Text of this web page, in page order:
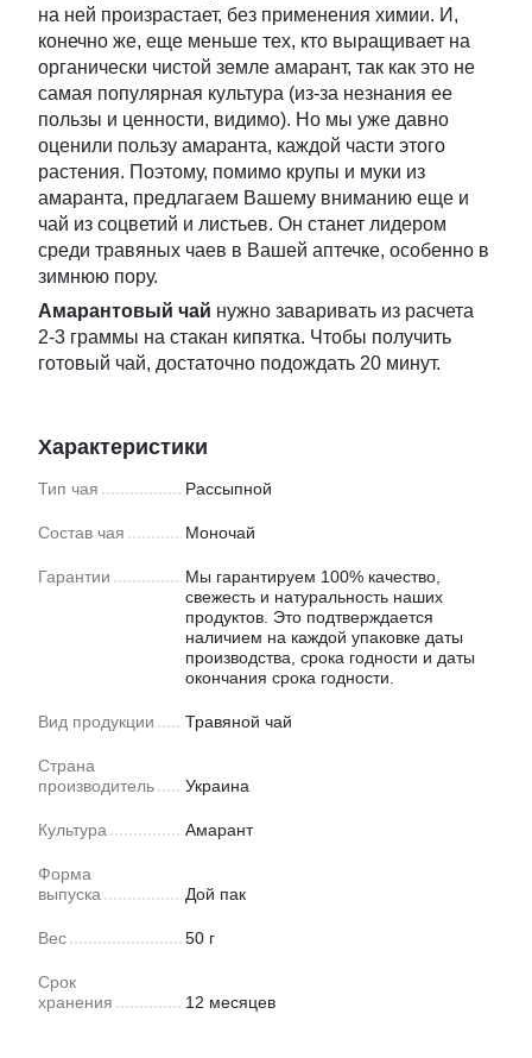
на ней произрастает, без применения химии. И,
конечно же, еще меньше тех, кто выращивает на
органически чистой земле амарант, так как это не
самая популярная культура (из-за незнания ее
пользы и ценности, видимо). Но мы уже давно
оценили пользу амаранта, каждой части этого
растения. Поэтому, помимо крупы и муки из
амаранта, предлагаем Вашему вниманию еще и
чай из соцветий и листьев. Он станет лидером
среди травяных чаев в Вашей аптечке, особенно в
зимнюю пору.
Амарантовый чай нужно заваривать из расчета
2-3 граммы на стакан кипятка. Чтобы получить
готовый чай, достаточно подождать 20 минут.
Характеристики
Тип чая Рассыпной
Состав чая Моночай
Гарантии
Мы гарантируем 100% качество,
свежесть и натуральность наших
продуктов. Это подтверждается
наличием на каждой упаковке даты
производства, срока годности и даты
окончания срока годности.
Вид продукции Травяной чай
Страна
производитель
Украина
Культура Амарант
Форма
выпуска
Дой пак
Вес 50 г
Срок
хранения
12 месяцев